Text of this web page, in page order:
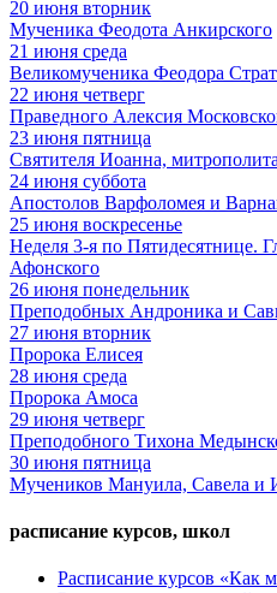
20 июня вторник
Мученика Феодота Анкирского
21 июня среда
Великомученика Феодора
22 июня четверг
Праведного Алексия
23 июня пятница
Святителя Иоанна,
24 июня суббота
Апостолов Варфоломея и
25 июня воскресенье
Неделя 3-я по Пятидесятнице.
Афонского
26 июня понедельник
Преподобных Андроника и
27 июня вторник
Пророка Елисея
28 июня среда
Пророка Амоса
29 июня четверг
Преподобного Тихона
30 июня пятница
Мучеников Мануила, Савела и
расписание курсов, школ
Расписание курсов «Как